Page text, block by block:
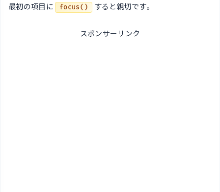
最初の項目に
focus() すると親切です。
スポンサーリンク